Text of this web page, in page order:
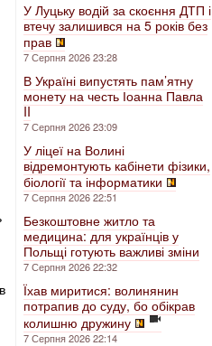
У Луцьку водій за скоєння ДТП і
втечу залишився на 5 років без
прав
7 Серпня 2026 23:28
В Україні випустять пам’ятну
монету на честь Іоанна Павла
II
7 Серпня 2026 23:09
У ліцеї на Волині
відремонтують кабінети фізики,
біології та інформатики
7 Серпня 2026 22:51
Безкоштовне житло та
медицина: для українців у
Польщі готують важливі зміни
7 Серпня 2026 22:32
Їхав миритися: волинянин
потрапив до суду, бо обікрав
колишню дружину
7 Серпня 2026 22:14